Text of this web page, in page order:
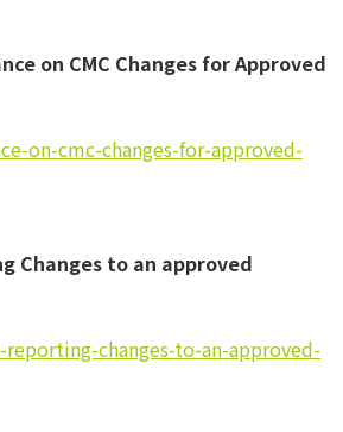
on CMC Changes for Approved
on-cmc-changes-for-approved-
Changes to an approved
reporting-changes-to-an-approved-